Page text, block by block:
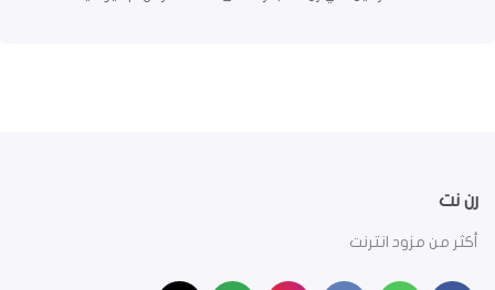
رن نت
أكثر من مزود انترنت